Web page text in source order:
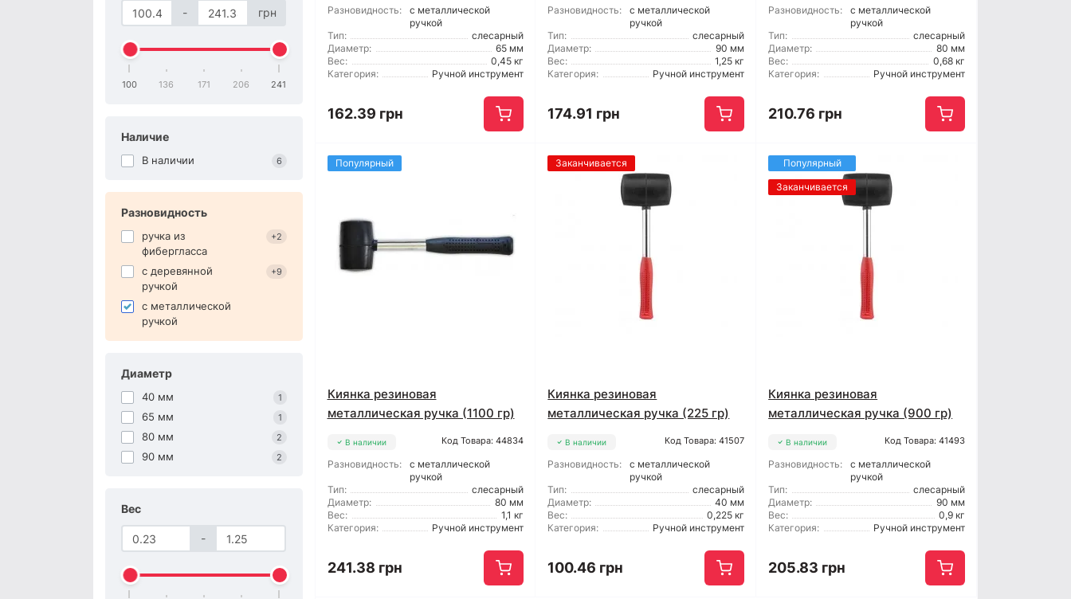
- грн
100 136 171 206 241
Наличие
В наличии 6
Разновидность
ручка из
фибергласса
+2
с деревянной
ручкой
+9
с металлической
ручкой
Диаметр
40 мм 1
65 мм 1
80 мм 2
90 мм 2
Вес
-
Разновидность:
с металлической
ручкой
Тип:
слесарный
Диаметр:
65 мм
Вес:
0,45 кг
Категория:
Ручной инструмент
162.39 грн
Разновидность:
с металлической
ручкой
Тип:
слесарный
Диаметр:
90 мм
Вес:
1,25 кг
Категория:
Ручной инструмент
174.91 грн
Разновидность:
с металлической
ручкой
Тип:
слесарный
Диаметр:
80 мм
Вес:
0,68 кг
Категория:
Ручной инструмент
210.76 грн
Популярный
Киянка резиновая
металлическая ручка (1100 гр)
В наличии Код Товара: 44834
Разновидность:
с металлической
ручкой
Тип:
слесарный
Диаметр:
80 мм
Вес:
1,1 кг
Категория:
Ручной инструмент
241.38 грн
Заканчивается
Киянка резиновая
металлическая ручка (225 гр)
В наличии Код Товара: 41507
Разновидность:
с металлической
ручкой
Тип:
слесарный
Диаметр:
40 мм
Вес:
0,225 кг
Категория:
Ручной инструмент
100.46 грн
Популярный
Заканчивается
Киянка резиновая
металлическая ручка (900 гр)
В наличии Код Товара: 41493
Разновидность:
с металлической
ручкой
Тип:
слесарный
Диаметр:
90 мм
Вес:
0,9 кг
Категория:
Ручной инструмент
205.83 грн